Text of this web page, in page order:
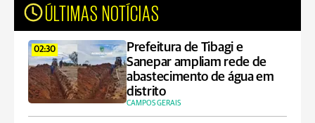
ÚLTIMAS NOTÍCIAS
02:30
Prefeitura de Tibagi e
Sanepar ampliam rede de
abastecimento de água em
distrito
CAMPOS GERAIS